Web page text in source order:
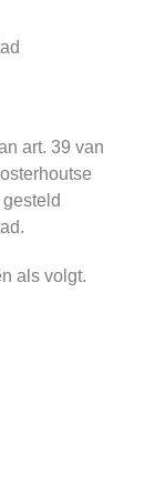
art. 39 van
als volgt.